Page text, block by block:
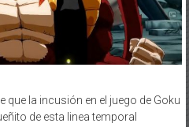
que la incusión en el juego de Goku
de esta linea temporal